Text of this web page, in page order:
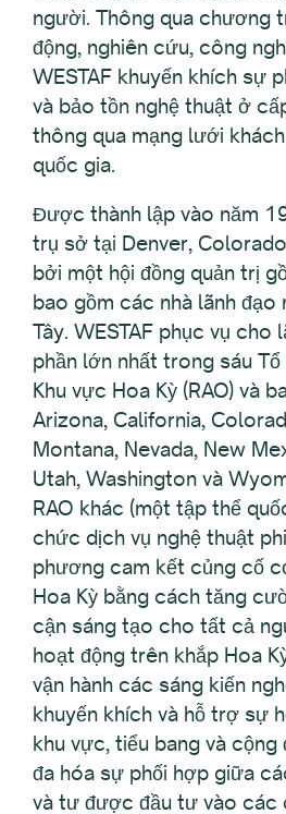
người. Thông qua chương
động, nghiên cứu, công
WESTAF khuyến khích sự
và bảo tồn nghệ thuật ở
thông qua mạng lưới
quốc gia.
Được thành lập vào năm
trụ sở tại Denver,
bởi một hội đồng quản trị
bao gồm các nhà lãnh đạo
Tây. WESTAF phục vụ cho
phần lớn nhất trong sáu
Khu vực Hoa Kỳ (RAO) và
Arizona, California,
Montana, Nevada, New
Utah, Washington và
RAO khác (một tập thể
chức dịch vụ nghệ thuật
phương cam kết củng cố
Hoa Kỳ bằng cách tăng
cận sáng tạo cho tất cả
hoạt động trên khắp Hoa
vận hành các sáng kiến
khuyến khích và hỗ trợ sự
khu vực, tiểu bang và cộng
đa hóa sự phối hợp giữa
và tư được đầu tư vào các